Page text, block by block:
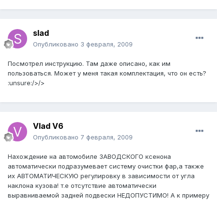
slad
Опубликовано 3 февраля, 2009
Посмотрел инструкцию. Там даже описано, как им
пользоваться. Может у меня такая комплектация, что он есть?
:unsure:/>/>
Vlad V6
Опубликовано 7 февраля, 2009
Нахождение на автомобиле ЗАВОДСКОГО ксенона
автоматически подразумевает систему очистки фар,а также
их АВТОМАТИЧЕСКУЮ регулировку в зависимости от угла
наклона кузова! т.е отсутствие автоматически
выравниваемой задней подвески НЕДОПУСТИМО! А к примеру